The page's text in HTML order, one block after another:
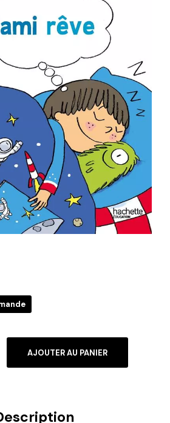
AJOUTER AU PANIER